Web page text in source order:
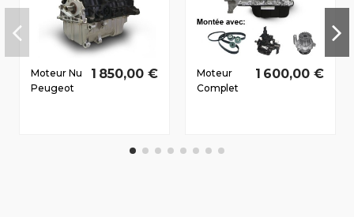
Moteur Nu
Peugeot
1 850,00 €
Moteur
Complet
HDi 8HZ
1 600,00 €